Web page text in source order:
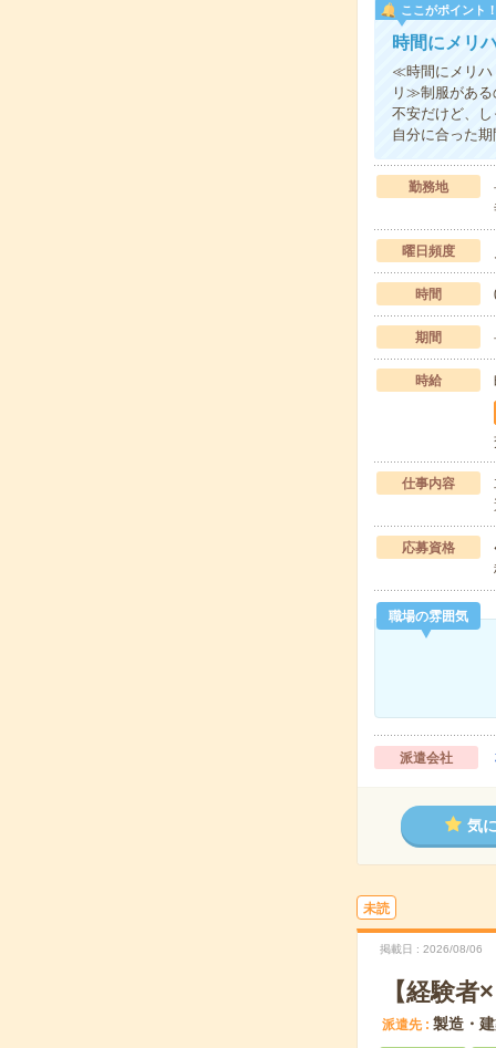
ここがポイント
時間にメリ
≪時間にメリハ
リ≫制服があ
不安だけど、
自分に合った
勤務地
曜日頻度
時間
期間
時給
仕事内容
応募資格
職場の雰囲気
派遣会社
気
未読
掲載日 2026/08/06
【経験
派遣先 製造・